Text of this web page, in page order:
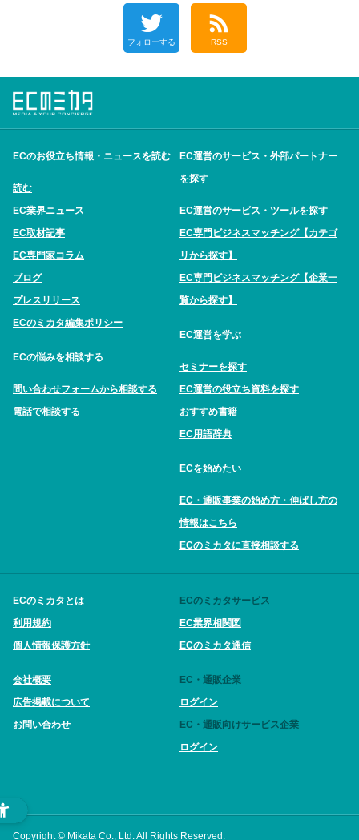
フォローする RSS
ECのお役立ち情報・ニュースを読む
読む
EC業界ニュース
EC取材記事
EC専門家コラム
ブログ
プレスリリース
ECのミカタ編集ポリシー
ECの悩みを相談する
問い合わせフォームから相談する
電話で相談する
EC運営のサービス・外部パートナー
を探す
EC運営のサービス・ツールを探す
EC専門ビジネスマッチング【カテゴ
リから探す】
EC専門ビジネスマッチング【企業一
覧から探す】
EC運営を学ぶ
セミナーを探す
EC運営の役立ち資料を探す
おすすめ書籍
EC用語辞典
ECを始めたい
EC・通販事業の始め方・伸ばし方の
情報はこちら
ECのミカタに直接相談する
ECのミカタとは
利用規約
個人情報保護方針
会社概要
広告掲載について
お問い合わせ
ECのミカタサービス
EC業界相関図
ECのミカタ通信
EC・通販企業
ログイン
EC・通販向けサービス企業
ログイン
Copyright © Mikata Co., Ltd. All Rights Reserved.